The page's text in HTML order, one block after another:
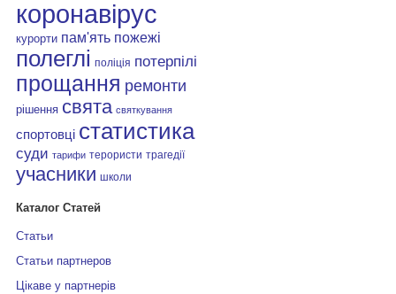
коронавірус
курорти пам'ять пожежі
полеглі поліція потерпілі
прощання ремонти
рішення свята святкування
спортовці статистика
суди тарифи терористи трагедії
учасники школи
Каталог Статей
Статьи
Статьи партнеров
Цікаве у партнерів